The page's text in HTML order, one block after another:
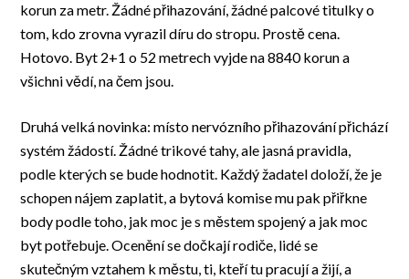
korun za metr. Žádné přihazování, žádné palcové titulky o
tom, kdo zrovna vyrazil díru do stropu. Prostě cena.
Hotovo. Byt 2+1 o 52 metrech vyjde na 8840 korun a
všichni vědí, na čem jsou.
Druhá velká novinka: místo nervózního přihazování přichází
systém žádostí. Žádné trikové tahy, ale jasná pravidla,
podle kterých se bude hodnotit. Každý žadatel doloží, že je
schopen nájem zaplatit, a bytová komise mu pak přiřkne
body podle toho, jak moc je s městem spojený a jak moc
byt potřebuje. Ocenění se dočkají rodiče, lidé se
skutečným vztahem k městu, ti, kteří tu pracují a žijí, a